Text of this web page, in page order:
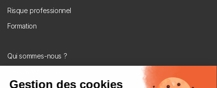
Risque professionnel
Formation
Menu
Qui sommes-nous ?